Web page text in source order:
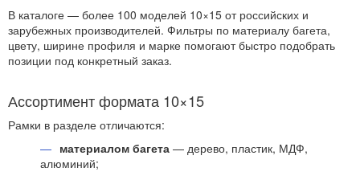
В каталоге — более 100 моделей 10×15 от российских и
зарубежных производителей. Фильтры по материалу багета,
цвету, ширине профиля и марке помогают быстро подобрать
позиции под конкретный заказ.
Ассортимент формата 10×15
Рамки в разделе отличаются:
материалом багета — дерево, пластик, МДФ,
алюминий;